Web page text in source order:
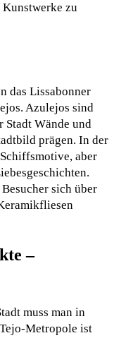
Kunstwerke zu
das Lissabonner
Azulejos sind
Stadt Wände und
prägen. In der
aber
sich über
–
muss man in
Metropole ist